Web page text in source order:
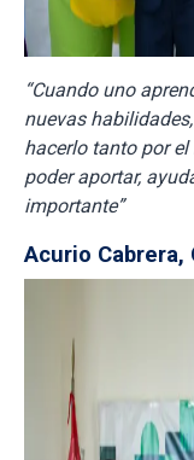
“Cuando uno
nuevas
hacerlo tanto por
poder aportar,
importante”
Acurio Cabrera,